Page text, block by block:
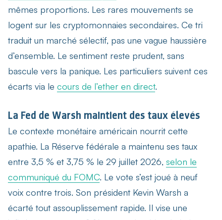
mêmes proportions. Les rares mouvements se
logent sur les cryptomonnaies secondaires. Ce tri
traduit un marché sélectif, pas une vague haussière
d’ensemble. Le sentiment reste prudent, sans
bascule vers la panique. Les particuliers suivent ces
écarts via le cours de l’ether en direct.
La Fed de Warsh maintient des taux élevés
Le contexte monétaire américain nourrit cette
apathie. La Réserve fédérale a maintenu ses taux
entre 3,5 % et 3,75 % le 29 juillet 2026, selon le
communiqué du FOMC. Le vote s’est joué à neuf
voix contre trois. Son président Kevin Warsh a
écarté tout assouplissement rapide. Il vise une